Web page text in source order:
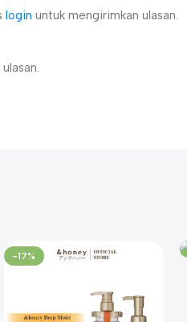
login untuk mengirimkan ulasan.
-17%